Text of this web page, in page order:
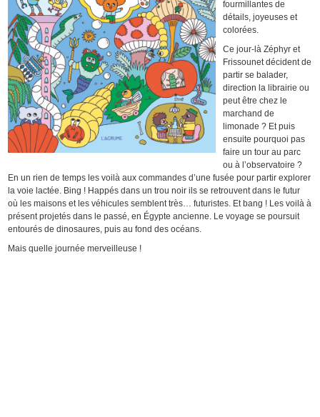
fourmillantes de
détails, joyeuses et
colorées.
Ce jour-là Zéphyr et
Frissounet décident de
partir se balader,
direction la librairie ou
peut être chez le
marchand de
limonade ? Et puis
ensuite pourquoi pas
faire un tour au parc
ou à l’observatoire ?
En un rien de temps les voilà aux commandes d’une fusée pour partir explorer
la voie lactée. Bing ! Happés dans un trou noir ils se retrouvent dans le futur
où les maisons et les véhicules semblent très… futuristes. Et bang ! Les voilà à
présent projetés dans le passé, en Égypte ancienne. Le voyage se poursuit
entourés de dinosaures, puis au fond des océans.
Mais quelle journée merveilleuse !